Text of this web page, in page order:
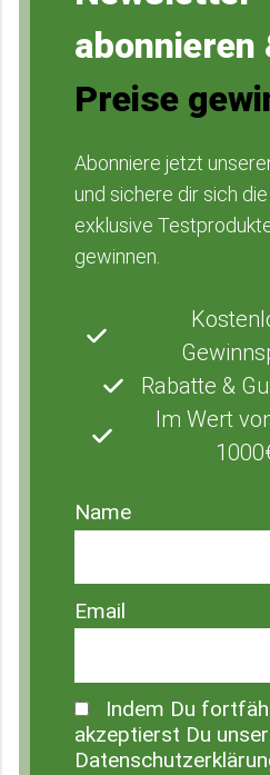
abonnieren
Preise
Abonniere jetzt
und sichere dir sich
exklusive
gewinnen.
Rabatte &
Im Wert
Name
Email
Indem Du
akzeptierst Du